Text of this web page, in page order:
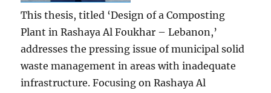
This thesis, titled ‘Design of a Composting
Plant in Rashaya Al Foukhar – Lebanon,’
addresses the pressing issue of municipal solid
waste management in areas with inadequate
infrastructure. Focusing on Rashaya Al